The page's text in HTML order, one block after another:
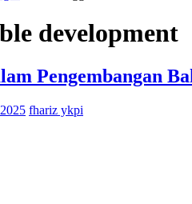
development
Pengembangan
fhariz ykpi